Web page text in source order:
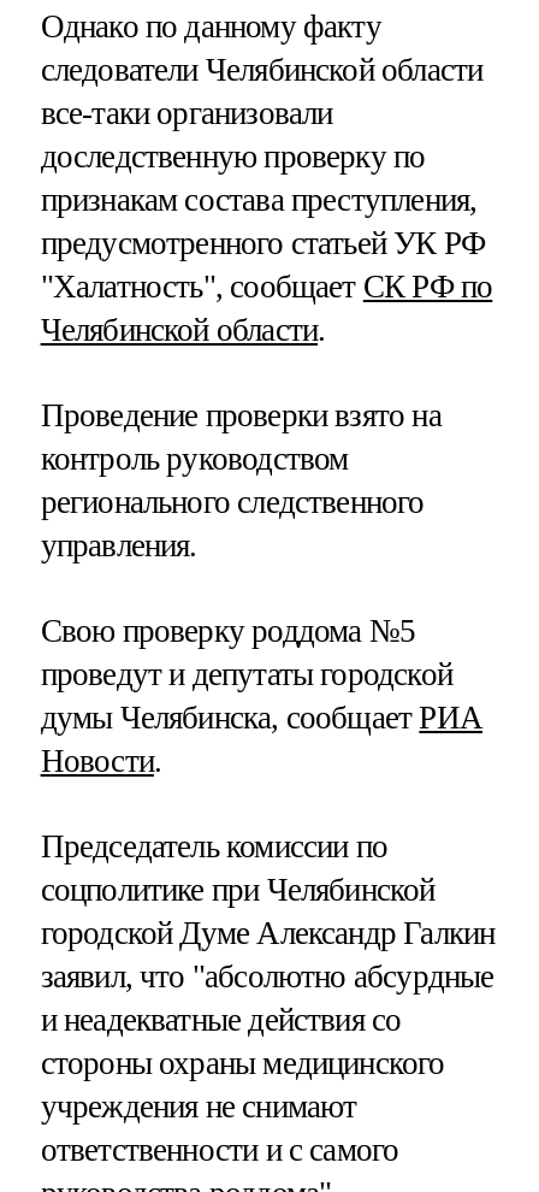
Однако по данному факту
следователи Челябинской области
все-таки организовали
доследственную проверку по
признакам состава преступления,
предусмотренного статьей УК РФ
"Халатность", сообщает СК РФ по
Челябинской области.
Проведение проверки взято на
контроль руководством
регионального следственного
управления.
Свою проверку роддома №5
проведут и депутаты городской
думы Челябинска, сообщаетРИА
Новости.
Председатель комиссии по
соцполитике при Челябинской
городской Думе Александр Галкин
заявил, что "абсолютно абсурдные
и неадекватные действия со
стороны охраны медицинского
учреждения не снимают
ответственности и с самого